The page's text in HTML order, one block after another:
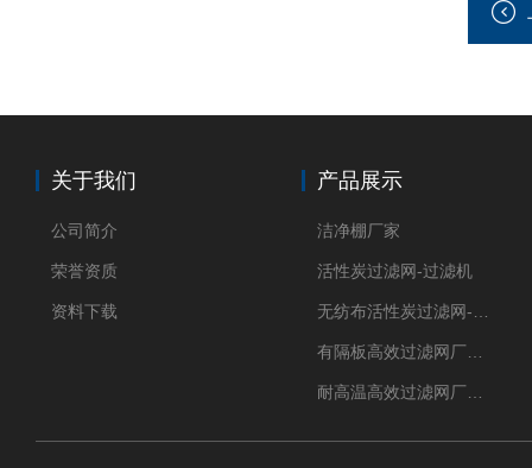
关于我们
公司简介
荣誉资质
资料下载
产品展示
洁净棚厂家
活性炭过滤网-过滤机